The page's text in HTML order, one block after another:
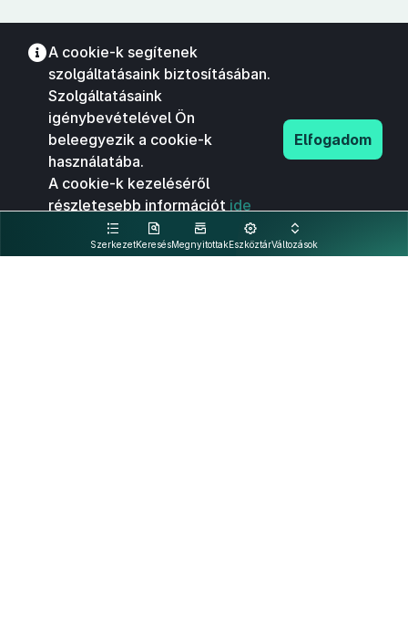
SzerkezetKeresésMegnyitottakEszköztárVáltozások
A cookie-k segítenek
szolgáltatásaink biztosításában.
Szolgáltatásaink
igénybevételével Ön
beleegyezik a cookie-k
használatába.
A cookie-k kezeléséről
részletesebb információt ide
kattintva olvashat.
Elfogadom